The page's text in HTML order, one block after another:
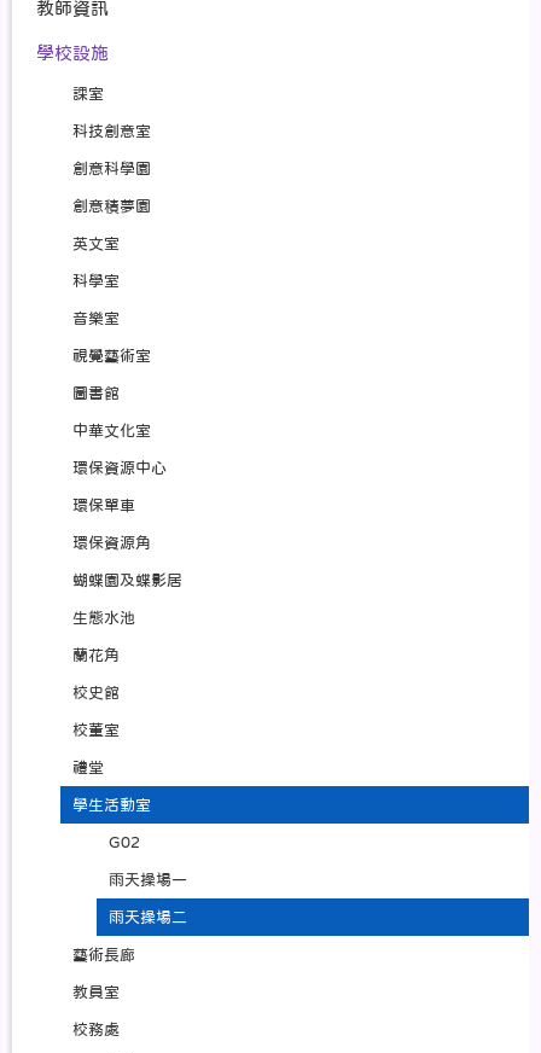
教師資訊
學校設施
課室
科技創意室
創意科學園
創意積夢園
英文室
科學室
音樂室
視覺藝術室
圖書館
中華文化室
環保資源中心
環保單車
環保資源角
蝴蝶園及蝶影居
生態水池
蘭花角
校史館
校董室
禮堂
學生活動室
G02
雨天操場一
雨天操場二
藝術長廊
教員室
校務處